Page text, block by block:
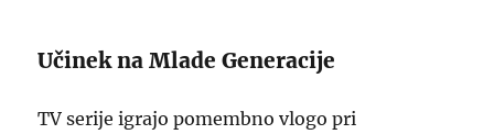
Učinek na Mlade Generacije
TV serije igrajo pomembno vlogo pri